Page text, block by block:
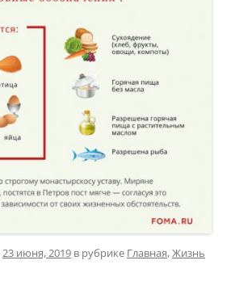
23 июня, 2019 в рубрике Главная,Жизнь